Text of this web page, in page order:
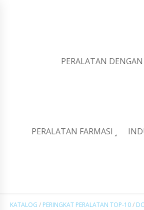
PERALATAN
PERALATAN FARMASI
KATALOG / PERINGKAT PERALATAN TOP-10/